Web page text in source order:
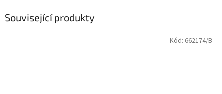
Související produkty
Kód: 662174/B